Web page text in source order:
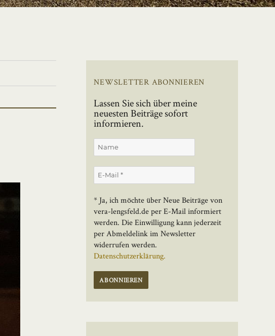
NEWSLETTER ABONNIEREN
Lassen Sie sich über meine
neuesten Beiträge sofort
informieren.
* Ja, ich möchte über Neue Beiträge von
vera-lengsfeld.de per E-Mail informiert
werden. Die Einwilligung kann jederzeit
per Abmeldelink im Newsletter
widerrufen werden.
Datenschutzerklärung.